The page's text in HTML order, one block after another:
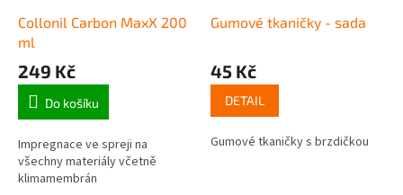
Collonil Carbon MaxX 200
ml
249 Kč
Do košíku
Impregnace ve spreji na
všechny materiály včetně
klimamembrán
Gumové tkaničky - sada
45 Kč
DETAIL
Gumové tkaničky s brzdičkou